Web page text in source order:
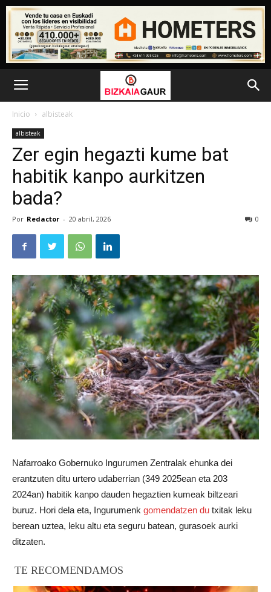
Inicio albisteak
albisteak
Zer egin hegazti kume bat
habitik kanpo aurkitzen
bada?
Por Redactor - 20 abril, 2026 0
Nafarroako Gobernuko Ingurumen Zentralak ehunka dei
erantzuten ditu urtero udaberrian (349 2025ean eta 203
2024an) habitik kanpo dauden hegaztien kumeak biltzeari
buruz. Hori dela eta, Ingurumenk gomendatzen du txitak leku
berean uztea, leku altu eta seguru batean, gurasoek aurki
ditzaten.
TE RECOMENDAMOS